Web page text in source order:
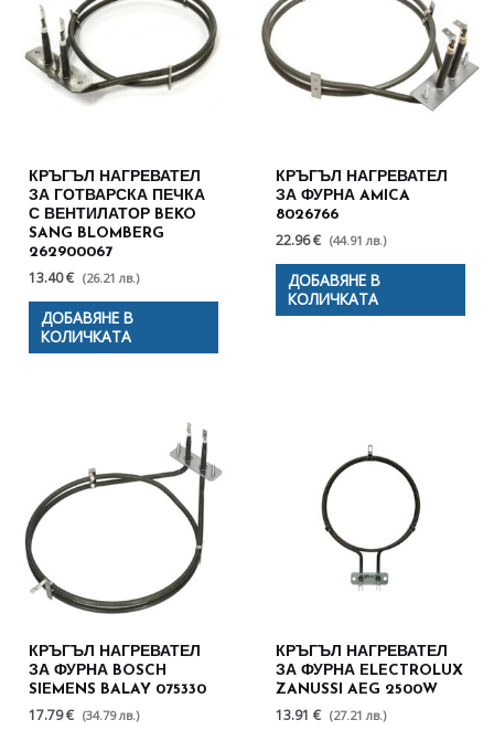
КРЪГЪЛ НАГРЕВАТЕЛ
ЗА ГОТВАРСКА ПЕЧКА
С ВЕНТИЛАТОР BEKO
SANG BLOMBERG
262900067
13.40 € (26.21 лв.)
ДОБАВЯНЕ В
КОЛИЧКАТА
КРЪГЪЛ НАГРЕВАТЕЛ
ЗА ФУРНА AMICA
8026766
22.96 € (44.91 лв.)
ДОБАВЯНЕ В
КОЛИЧКАТА
КРЪГЪЛ НАГРЕВАТЕЛ
ЗА ФУРНА BOSCH
SIEMENS BALAY 075330
17.79 € (34.79 лв.)
КРЪГЪЛ НАГРЕВАТЕЛ
ЗА ФУРНА ELECTROLUX
ZANUSSI AEG 2500W
13.91 € (27.21 лв.)